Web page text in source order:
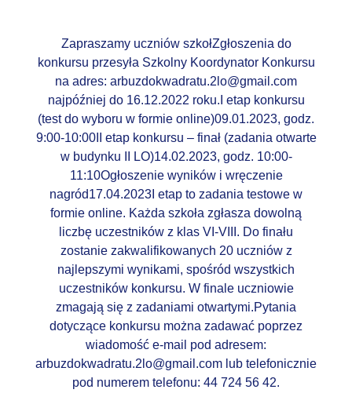
Zapraszamy uczniów szkołZgłoszenia do
konkursu przesyła Szkolny Koordynator Konkursu
na adres: arbuzdokwadratu.2lo@gmail.com
najpóźniej do 16.12.2022 roku.I etap konkursu
(test do wyboru w formie online)09.01.2023, godz.
9:00-10:00II etap konkursu – finał (zadania otwarte
w budynku II LO)14.02.2023, godz. 10:00-
11:10Ogłoszenie wyników i wręczenie
nagród17.04.2023I etap to zadania testowe w
formie online. Każda szkoła zgłasza dowolną
liczbę uczestników z klas VI-VIII. Do finału
zostanie zakwalifikowanych 20 uczniów z
najlepszymi wynikami, spośród wszystkich
uczestników konkursu. W finale uczniowie
zmagają się z zadaniami otwartymi.Pytania
dotyczące konkursu można zadawać poprzez
wiadomość e-mail pod adresem:
arbuzdokwadratu.2lo@gmail.com lub telefonicznie
pod numerem telefonu: 44 724 56 42.